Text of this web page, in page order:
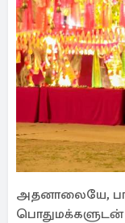
அதனாலையே,
பொதுமக்களுடன்